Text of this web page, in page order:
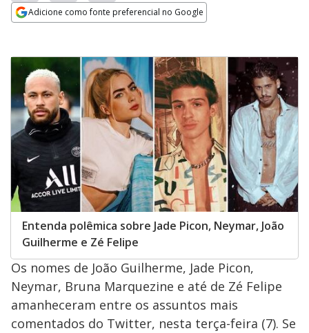
Adicione como fonte preferencial no Google
Entenda polêmica sobre Jade Picon, Neymar, João
Guilherme e Zé Felipe
Os nomes de João Guilherme, Jade Picon,
Neymar, Bruna Marquezine e até de Zé Felipe
amanheceram entre os assuntos mais
comentados do Twitter, nesta terça-feira (7). Se